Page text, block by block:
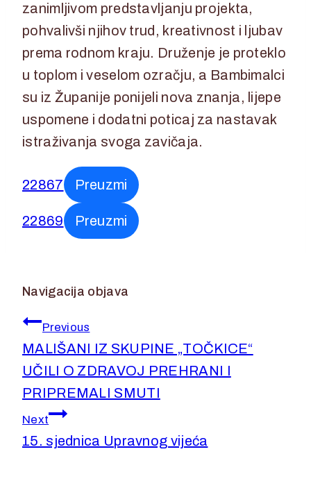
zanimljivom predstavljanju projekta,
pohvalivši njihov trud, kreativnost i ljubav
prema rodnom kraju. Druženje je proteklo
u toplom i veselom ozračju, a Bambimalci
su iz Županije ponijeli nova znanja, lijepe
uspomene i dodatni poticaj za nastavak
istraživanja svoga zavičaja.
22867 Preuzmi
22869 Preuzmi
Navigacija objava
Previous
MALIŠANI IZ SKUPINE „TOČKICE“
UČILI O ZDRAVOJ PREHRANI I
PRIPREMALI SMUTI
Next
15. sjednica Upravnog vijeća